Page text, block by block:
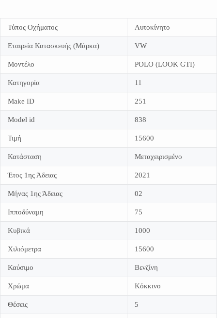
Τύπος Οχήματος Αυτοκίνητο
Εταιρεία Κατασκευής (Μάρκα) VW
Μοντέλο POLO (LOOK GTI)
Κατηγορία 11
Make ID 251
Model id 838
Τιμή 15600
Κατάσταση Μεταχειρισμένο
Έτος 1ης Άδειας 2021
Μήνας 1ης Άδειας 02
Ιπποδύναμη 75
Κυβικά 1000
Χιλιόμετρα 15600
Καύσιμο Βενζίνη
Χρώμα Κόκκινο
Θέσεις 5